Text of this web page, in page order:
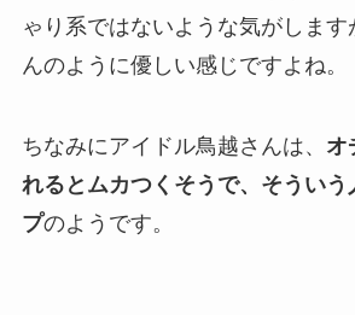
ゃり系ではないような気がします
んのように優しい感じですよね。
ちなみにアイドル鳥越さんは、 オ
れるとムカつくそうで、そういう
プのようです。